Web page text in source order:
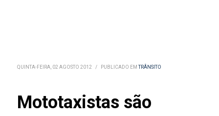
QUINTA-FEIRA, 02 AGOSTO 2012 / PUBLICADO EMTRÂNSITO
Mototaxistas são